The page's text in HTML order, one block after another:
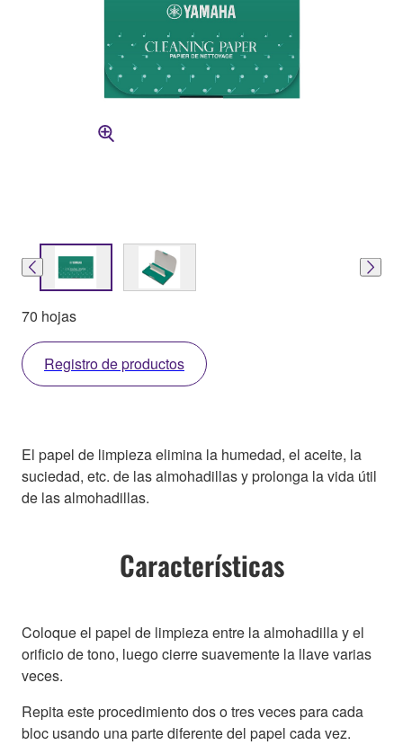
70 hojas
Registro de productos
El papel de limpieza elimina la humedad, el aceite, la
suciedad, etc. de las almohadillas y prolonga la vida útil
de las almohadillas.
Características
Coloque el papel de limpieza entre la almohadilla y el
orificio de tono, luego cierre suavemente la llave varias
veces.
Repita este procedimiento dos o tres veces para cada
bloc usando una parte diferente del papel cada vez.